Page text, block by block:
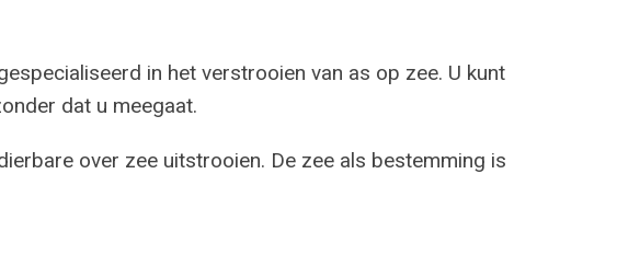
in het verstrooien van as op zee. U kunt
dat u meegaat.
over zee uitstrooien. De zee als bestemming is